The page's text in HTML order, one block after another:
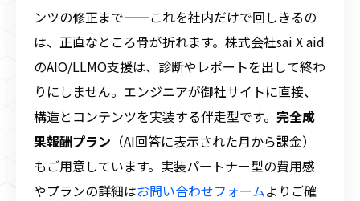
ンツの修正まで——これを社内だけで回しきるの
は、正直なところ骨が折れます。株式会社sai X aid
のAIO/LLMO支援は、診断やレポートを出して終わ
りにしません。エンジニアが御社サイトに直接、
構造とコンテンツを実装する伴走型です。 完全成
果報酬プラン （AI回答に表示された月から課金）
もご用意しています。実装パートナー型の費用感
やプランの詳細はお問い合わせフォームよりご確